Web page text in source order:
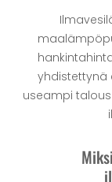
yhdistettynä
useampi